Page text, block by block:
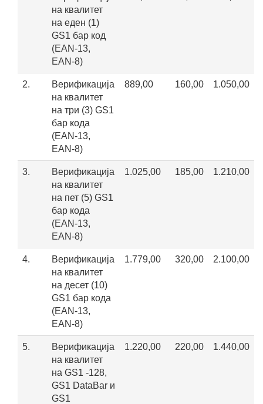
на квалитет
на еден (1)
GS1 бар код
(EAN-13,
EAN-8)
2.
Верификација
на квалитет
на три (3) GS1
бар кода
(EAN-13,
EAN-8)
889,00 160,00 1.050,00
3.
Верификација
на квалитет
на пет (5) GS1
бар кода
(EAN-13,
EAN-8)
1.025,00 185,00 1.210,00
4.
Верификација
на квалитет
на десет (10)
GS1 бар кода
(EAN-13,
EAN-8)
1.779,00 320,00 2.100,00
5.
Верификација
на квалитет
на GS1 -128,
GS1 DataBar и
GS1
1.220,00 220,00 1.440,00